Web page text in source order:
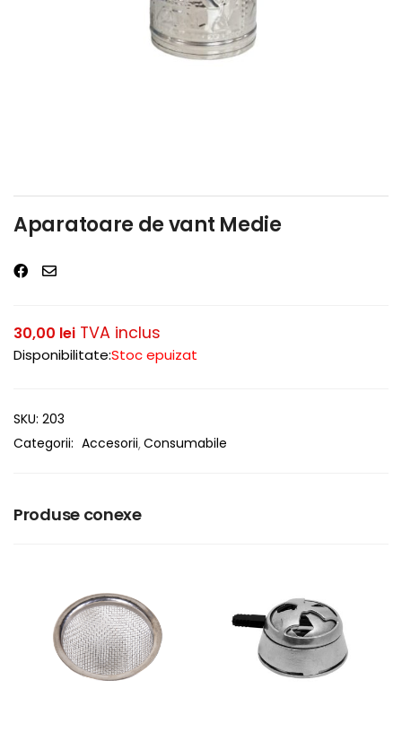
Aparatoare de vant Medie
30,00 lei TVA inclus
Disponibilitate:Stoc epuizat
SKU: 203
Categorii: Accesorii Consumabile
Produse conexe